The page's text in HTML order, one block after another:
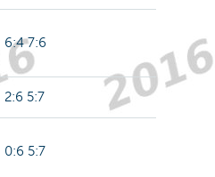
6:4 7:6
2:6 5:7
0:6 5:7